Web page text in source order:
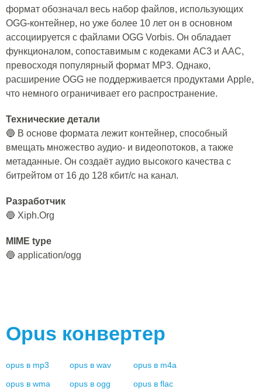
формат обозначал весь набор файлов, использующих
OGG-контейнер, но уже более 10 лет он в основном
ассоциируется с файлами OGG Vorbis. Он обладает
функционалом, сопоставимым с кодеками AC3 и AAC,
превосходя популярный формат MP3. Однако,
расширение OGG не поддерживается продуктами Apple,
что немного ограничивает его распространение.
Технические детали
🔵 В основе формата лежит контейнер, способный
вмещать множество аудио- и видеопотоков, а также
метаданные. Он создаёт аудио высокого качества с
битрейтом от 16 до 128 кбит/с на канал.
Разработчик
🔵 Xiph.Org
MIME type
🔵 application/ogg
Opus конвертер
opus в mp3 opus в wav opus в m4a
opus в wma opus в ogg opus в flac